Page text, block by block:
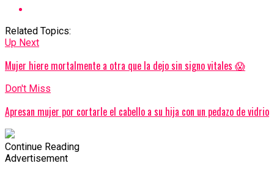
Related Topics:
Up Next
Mujer hiere mortalmente a otra que la dejo sin signo vitales 😱
Don't Miss
Apresan mujer por cortarle el cabello a su hija con un pedazo de vidrio
Continue Reading
Advertisement